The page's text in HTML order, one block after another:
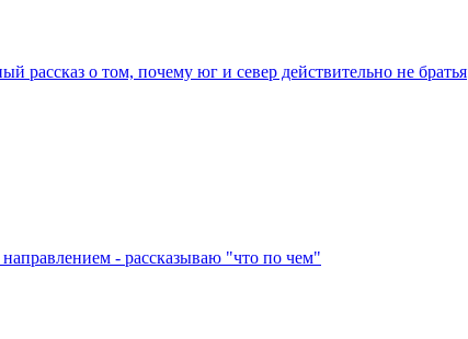
рассказ о том, почему юг и север действительно не братья
- рассказываю "что по чем"